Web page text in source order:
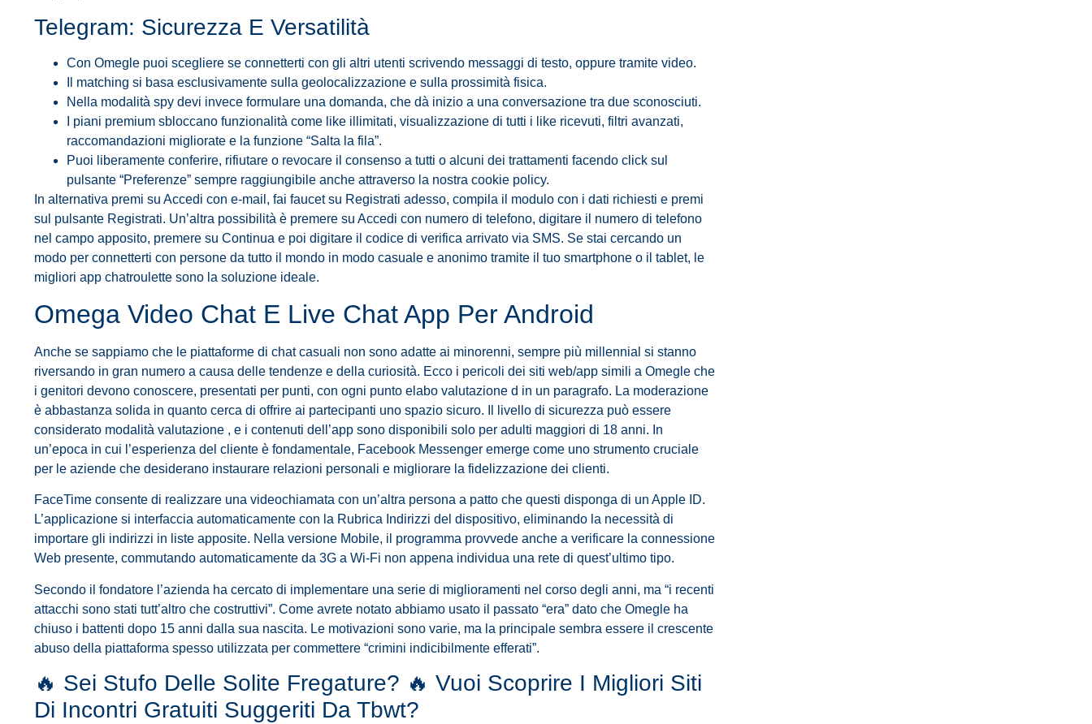
Telegram: Sicurezza E Versatilità
Con Omegle puoi scegliere se connetterti con gli altri utenti scrivendo messaggi di testo, oppure tramite video.
Il matching si basa esclusivamente sulla geolocalizzazione e sulla prossimità fisica.
Nella modalità spy devi invece formulare una domanda, che dà inizio a una conversazione tra due sconosciuti.
I piani premium sbloccano funzionalità come like illimitati, visualizzazione di tutti i like ricevuti, filtri avanzati,
raccomandazioni migliorate e la funzione “Salta la fila”.
Puoi liberamente conferire, rifiutare o revocare il consenso a tutti o alcuni dei trattamenti facendo click sul
pulsante “Preferenze” sempre raggiungibile anche attraverso la nostra cookie policy.
In alternativa premi su Accedi con e-mail, fai faucet su Registrati adesso, compila il modulo con i dati richiesti e premi
sul pulsante Registrati. Un’altra possibilità è premere su Accedi con numero di telefono, digitare il numero di telefono
nel campo apposito, premere su Continua e poi digitare il codice di verifica arrivato via SMS. Se stai cercando un
modo per connetterti con persone da tutto il mondo in modo casuale e anonimo tramite il tuo smartphone o il tablet, le
migliori app chatroulette sono la soluzione ideale.
Omega Video Chat E Live Chat App Per Android
Anche se sappiamo che le piattaforme di chat casuali non sono adatte ai minorenni, sempre più millennial si stanno
riversando in gran numero a causa delle tendenze e della curiosità. Ecco i pericoli dei siti web/app simili a Omegle che
i genitori devono conoscere, presentati per punti, con ogni punto elabo valutazione d in un paragrafo. La moderazione
è abbastanza solida in quanto cerca di offrire ai partecipanti uno spazio sicuro. Il livello di sicurezza può essere
considerato modalità valutazione , e i contenuti dell’app sono disponibili solo per adulti maggiori di 18 anni. In
un’epoca in cui l’esperienza del cliente è fondamentale, Facebook Messenger emerge come uno strumento cruciale
per le aziende che desiderano instaurare relazioni personali e migliorare la fidelizzazione dei clienti.
FaceTime consente di realizzare una videochiamata con un’altra persona a patto che questi disponga di un Apple ID.
L’applicazione si interfaccia automaticamente con la Rubrica Indirizzi del dispositivo, eliminando la necessità di
importare gli indirizzi in liste apposite. Nella versione Mobile, il programma provvede anche a verificare la connessione
Web presente, commutando automaticamente da 3G a Wi-Fi non appena individua una rete di quest’ultimo tipo.
Secondo il fondatore l’azienda ha cercato di implementare una serie di miglioramenti nel corso degli anni, ma “i recenti
attacchi sono stati tutt’altro che costruttivi”. Come avrete notato abbiamo usato il passato “era” dato che Omegle ha
chiuso i battenti dopo 15 anni dalla sua nascita. Le motivazioni sono varie, ma la principale sembra essere il crescente
abuso della piattaforma spesso utilizzata per commettere “crimini indicibilmente efferati”.
🔥 Sei Stufo Delle Solite Fregature? 🔥 Vuoi Scoprire I Migliori Siti
Di Incontri Gratuiti Suggeriti Da Tbwt?